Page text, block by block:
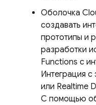
Оболочка
создавать
прототипы и
разработки
Functions с
Интеграция с
или Realtime
С помощью